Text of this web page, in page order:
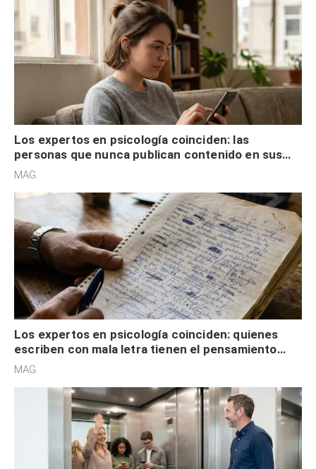
Los expertos en psicología coinciden: las
personas que nunca publican contenido en sus
redes sociales no pretenden buscar validación
MAG.
Los expertos en psicología coinciden: quienes
escriben con mala letra tienen el pensamiento
acelerado y no lo hacen por desinterés
MAG.